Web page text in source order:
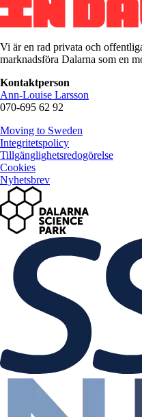
Vi är en rad privata och
marknadsföra Dalarna som en
Kontaktperson
Ann-Louise Larsson
070-695 62 92
Moving to Sweden
Integritetspolicy
Tillgänglighetsredogörelse
Cookies
Nyhetsbrev